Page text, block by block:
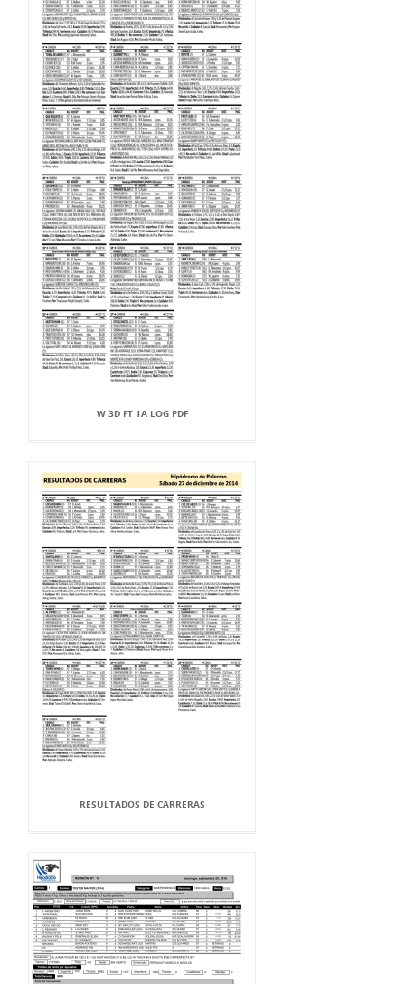
W 3D FT 1A LOG PDF
RESULTADOS DE CARRERAS